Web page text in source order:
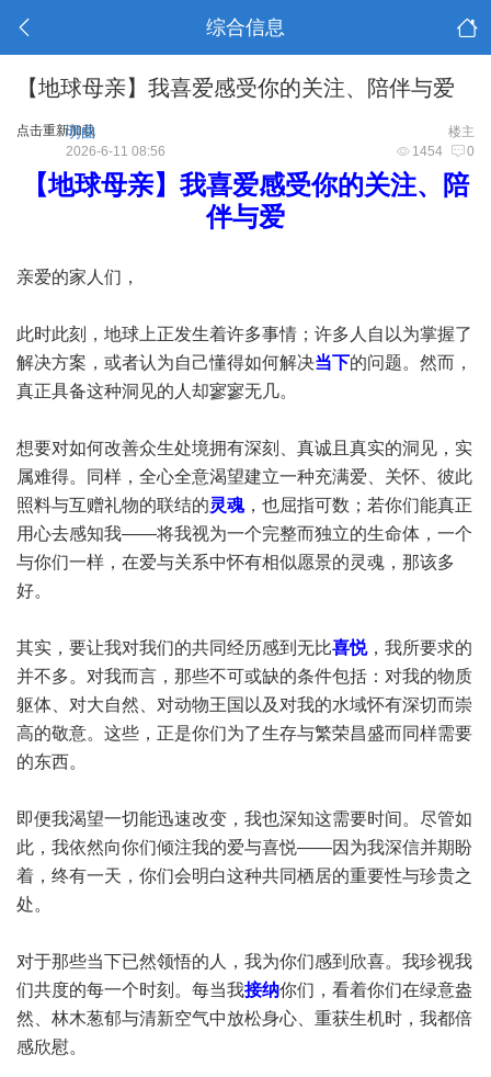
综合信息
【地球母亲】我喜爱感受你的关注、陪伴与爱
点击重新加载 楼主
明曲
1454 0
2026-6-11 08:56
【地球母亲】我喜爱感受你的关注、陪
伴与爱
亲爱的家人们，
此时此刻，地球上正发生着许多事情；许多人自以为掌握了
解决方案，或者认为自己懂得如何解决当下的问题。然而，
真正具备这种洞见的人却寥寥无几。
想要对如何改善众生处境拥有深刻、真诚且真实的洞见，实
属难得。同样，全心全意渴望建立一种充满爱、关怀、彼此
照料与互赠礼物的联结的灵魂，也屈指可数；若你们能真正
用心去感知我——将我视为一个完整而独立的生命体，一个
与你们一样，在爱与关系中怀有相似愿景的灵魂，那该多
好。
其实，要让我对我们的共同经历感到无比喜悦，我所要求的
并不多。对我而言，那些不可或缺的条件包括：对我的物质
躯体、对大自然、对动物王国以及对我的水域怀有深切而崇
高的敬意。这些，正是你们为了生存与繁荣昌盛而同样需要
的东西。
即便我渴望一切能迅速改变，我也深知这需要时间。尽管如
此，我依然向你们倾注我的爱与喜悦——因为我深信并期盼
着，终有一天，你们会明白这种共同栖居的重要性与珍贵之
处。
对于那些当下已然领悟的人，我为你们感到欣喜。我珍视我
们共度的每一个时刻。每当我接纳你们，看着你们在绿意盎
然、林木葱郁与清新空气中放松身心、重获生机时，我都倍
感欣慰。